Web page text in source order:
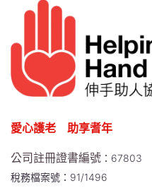
愛心護老 助享耆年
公司註冊證書編號 ：67803
稅務檔案號：91/1496